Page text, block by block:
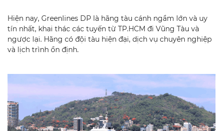
Hiện nay, Greenlines DP là hãng tàu cánh ngầm lớn và uy
tín nhất, khai thác các tuyến từ TP.HCM đi Vũng Tàu và
ngược lại. Hãng có đội tàu hiện đại, dịch vụ chuyên nghiệp
và lịch trình ổn định.